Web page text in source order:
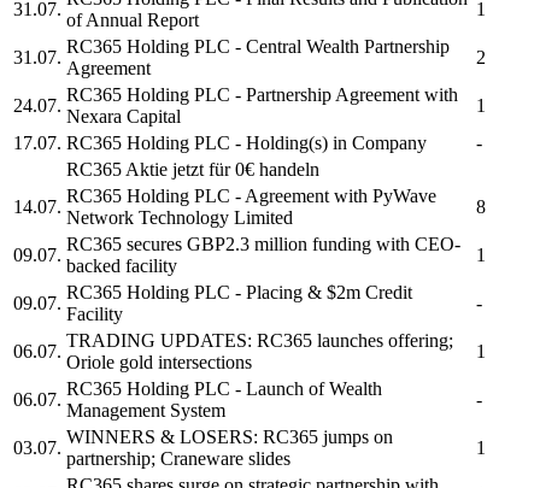
31.07.
of Annual Report
1
31.07.
RC365 Holding PLC - Central Wealth Partnership
Agreement
2
24.07.
RC365 Holding PLC - Partnership Agreement with
Nexara Capital
1
17.07. RC365 Holding PLC - Holding(s) in Company
-
RC365 Aktie jetzt für 0€ handeln
14.07.
RC365 Holding PLC - Agreement with PyWave
Network Technology Limited
8
09.07.
RC365 secures GBP2.3 million funding with CEO-
backed facility
1
09.07.
RC365 Holding PLC - Placing & $2m Credit
Facility
-
06.07.
TRADING UPDATES: RC365 launches offering;
Oriole gold intersections
1
06.07.
RC365 Holding PLC - Launch of Wealth
Management System
-
03.07.
WINNERS & LOSERS: RC365 jumps on
partnership; Craneware slides
1